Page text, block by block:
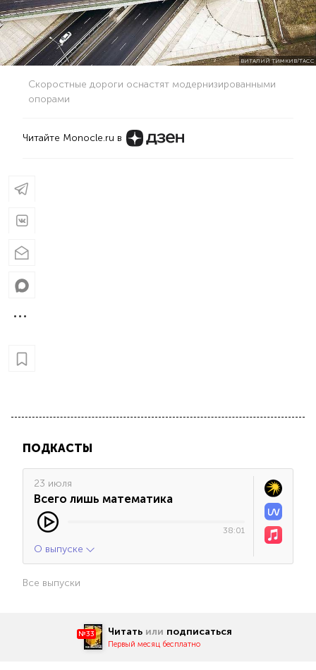
ВИТАЛИЙ ТИМКИВ/ТАСС
Скоростные дороги оснастят модернизированными
опорами
Читайте Monocle.ru в
ПОДКАСТЫ
23 июля
Всего лишь математика
38:01
О выпуске
Все выпуски
№33 Читать или подписаться
Первый месяц бесплатно